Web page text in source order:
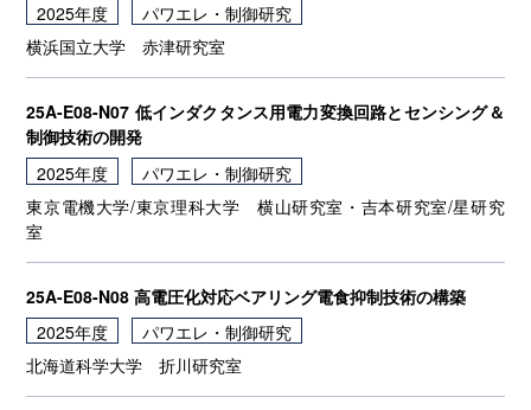
2025年度
パワエレ・制御研究
横浜国立大学
赤津研究室
25A-E08-N07 低インダクタンス用電力変換回路とセンシング＆
制御技術の開発
2025年度
パワエレ・制御研究
東京電機大学/東京理科大学
横山研究室・吉本研究室/星研究
室
25A-E08-N08 高電圧化対応ベアリング電食抑制技術の構築
2025年度
パワエレ・制御研究
北海道科学大学
折川研究室